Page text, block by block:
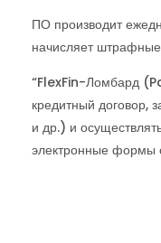
ПО производит
начисляет
“FlexFin-Ломбард
кредитный договор,
и др.) и
электронные формы